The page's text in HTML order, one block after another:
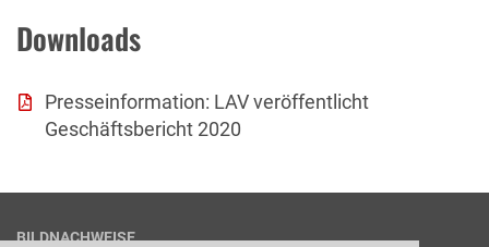
Downloads
Presseinformation: LAV veröffentlicht
Geschäftsbericht 2020
BILDNACHWEISE